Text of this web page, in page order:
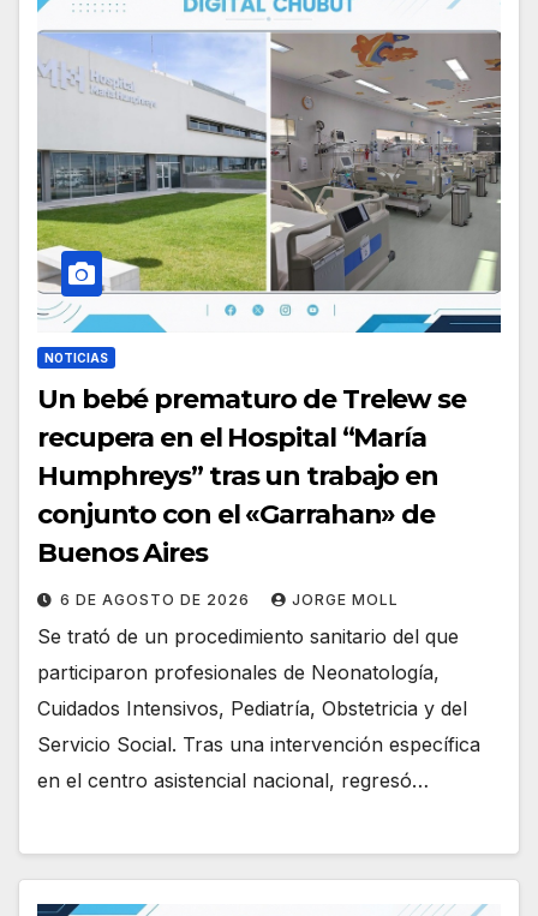
NOTICIAS
Un bebé prematuro de Trelew se
recupera en el Hospital “María
Humphreys” tras un trabajo en
conjunto con el «Garrahan» de
Buenos Aires
6 DE AGOSTO DE 2026 JORGE MOLL
Se trató de un procedimiento sanitario del que
participaron profesionales de Neonatología,
Cuidados Intensivos, Pediatría, Obstetricia y del
Servicio Social. Tras una intervención específica
en el centro asistencial nacional, regresó…